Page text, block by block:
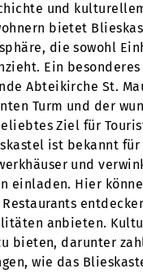
und
bietet
die sowohl
Ein
Abteikirche St.
Turm und der
Ziel für
ist bekannt für
und
einladen. Hier
anbieten.
bieten, darunter
wie das